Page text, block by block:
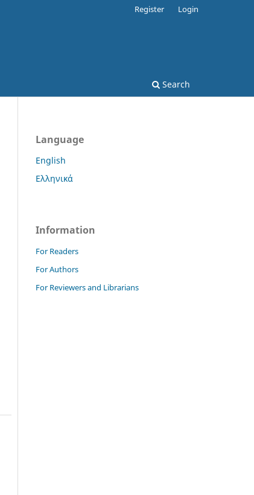
Search
Register Login
Language
English
Ελληνικά
Information
For Readers
For Authors
For Reviewers and Librarians